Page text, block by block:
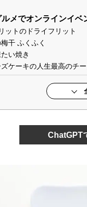
メでオンラインイベ
ットのドライフリット
干 ふくふく
い焼き
ケーキの人生最高のチ
ChatGPT